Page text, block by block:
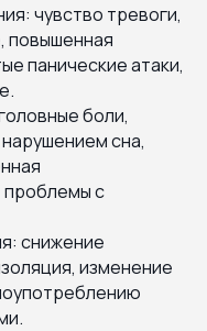
чувство тревоги,
повышенная
панические атаки,
боли,
сна,
проблемы с
снижение
изменение